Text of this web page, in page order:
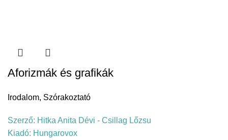
Aforizmák és grafikák
Irodalom, Szórakoztató
Szerző: Hitka Anita Dévi - Csillag Lőzsu
Kiadó: Hungarovox